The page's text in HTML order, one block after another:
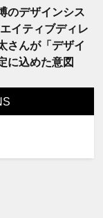
のデザインシス
イティブディレ
さんが「デザイ
に込めた意図